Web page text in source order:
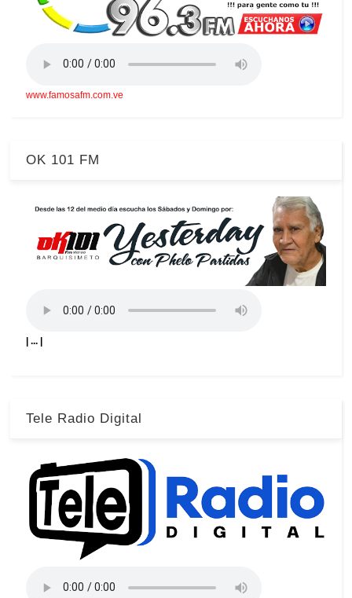
www.famosafm.com.ve
OK 101 FM
| ... |
Tele Radio Digital